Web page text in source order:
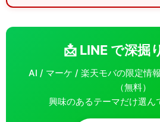
📩 LINE で深掘
AI / マーケ / 楽天モバの限定情
（無料）
興味のあるテーマだけ選ん